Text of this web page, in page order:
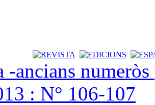
-ancians
: N° 106-107